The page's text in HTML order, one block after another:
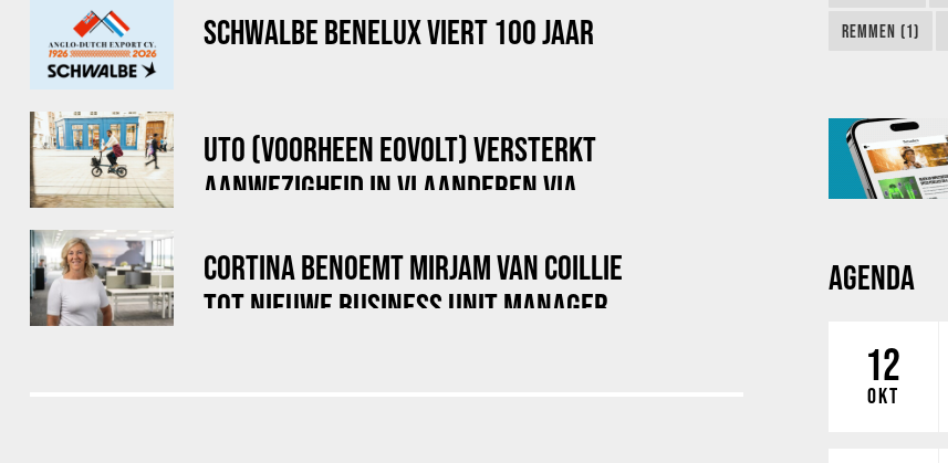
SCHWALBE BENELUX VIERT 100 JAAR
UTO (VOORHEEN EOVOLT) VERSTERKT
AANWEZIGHEID IN VLAANDEREN VIA
MET PENDLR
CORTINA BENOEMT MIRJAM VAN COILLIE
TOT NIEUWE BUSINESS UNIT MANAGER
REMMEN (1)
AGENDA
12
OKT